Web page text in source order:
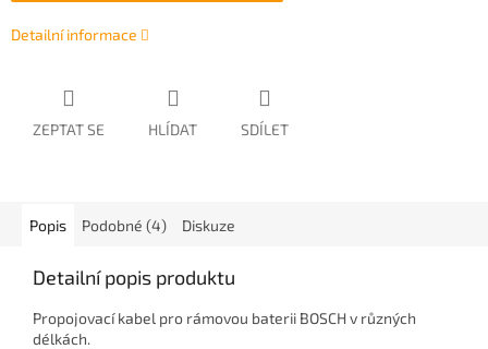
Detailní informace
ZEPTAT SE HLÍDAT SDÍLET
Popis Podobné (4) Diskuze
Detailní popis produktu
Propojovací kabel pro rámovou baterii BOSCH v různých
délkách.